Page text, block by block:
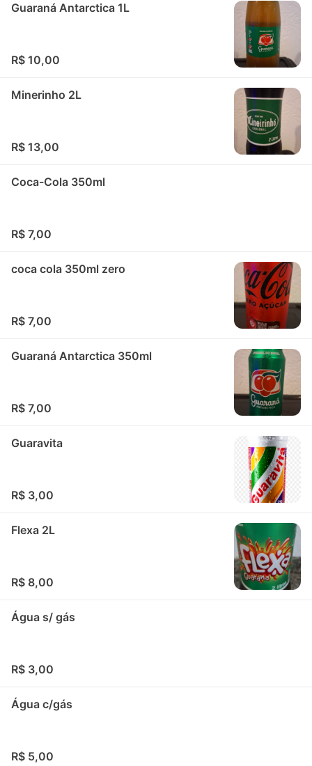
Guaraná Antarctica 1L
R$ 10,00
Minerinho 2L
R$ 13,00
Coca-Cola 350ml
R$ 7,00
coca cola 350ml zero
R$ 7,00
Guaraná Antarctica 350ml
R$ 7,00
Guaravita
R$ 3,00
Flexa 2L
R$ 8,00
Água s/ gás
R$ 3,00
Água c/gás
R$ 5,00